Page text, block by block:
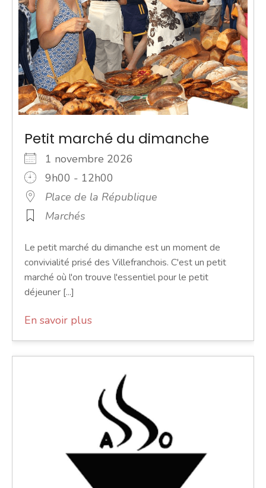
Petit marché du dimanche
1 novembre 2026
9h00 - 12h00
Place de la République
Marchés
Le petit marché du dimanche est un moment de
convivialité prisé des Villefranchois. C'est un petit
marché où l'on trouve l'essentiel pour le petit
déjeuner [...]
En savoir plus